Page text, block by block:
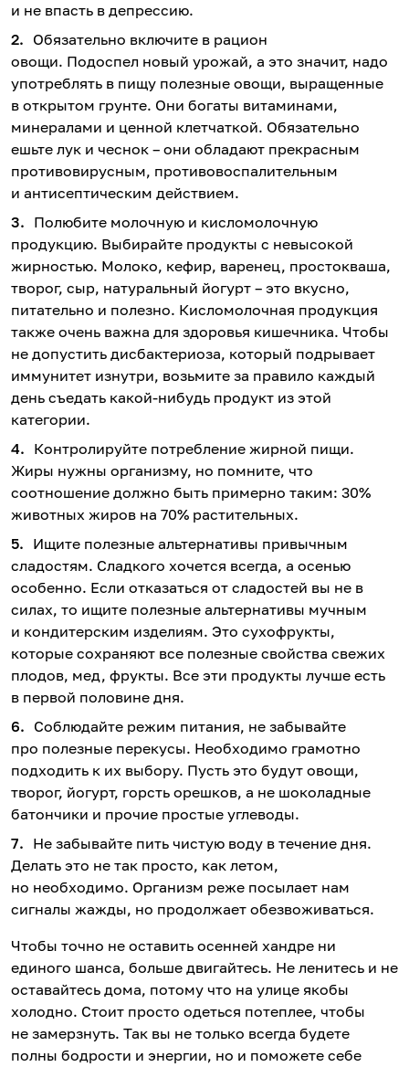
и не впасть в депрессию.
Обязательно включите в рацион
овощи. Подоспел новый урожай, а это значит, надо
употреблять в пищу полезные овощи, выращенные
в открытом грунте. Они богаты витаминами,
минералами и ценной клетчаткой. Обязательно
ешьте лук и чеснок – они обладают прекрасным
противовирусным, противовоспалительным
и антисептическим действием.
Полюбите молочную и кисломолочную
продукцию. Выбирайте продукты с невысокой
жирностью. Молоко, кефир, варенец, простокваша,
творог, сыр, натуральный йогурт – это вкусно,
питательно и полезно. Кисломолочная продукция
также очень важна для здоровья кишечника. Чтобы
не допустить дисбактериоза, который подрывает
иммунитет изнутри, возьмите за правило каждый
день съедать какой-нибудь продукт из этой
категории.
Контролируйте потребление жирной пищи.
Жиры нужны организму, но помните, что
соотношение должно быть примерно таким: 30%
животных жиров на 70% растительных.
Ищите полезные альтернативы привычным
сладостям. Сладкого хочется всегда, а осенью
особенно. Если отказаться от сладостей вы не в
силах, то ищите полезные альтернативы мучным
и кондитерским изделиям. Это сухофрукты,
которые сохраняют все полезные свойства свежих
плодов, мед, фрукты. Все эти продукты лучше есть
в первой половине дня.
Соблюдайте режим питания, не забывайте
про полезные перекусы. Необходимо грамотно
подходить к их выбору. Пусть это будут овощи,
творог, йогурт, горсть орешков, а не шоколадные
батончики и прочие простые углеводы.
Не забывайте пить чистую воду в течение дня.
Делать это не так просто, как летом,
но необходимо. Организм реже посылает нам
сигналы жажды, но продолжает обезвоживаться.
Чтобы точно не оставить осенней хандре ни
единого шанса, больше двигайтесь. Не ленитесь и не
оставайтесь дома, потому что на улице якобы
холодно. Стоит просто одеться потеплее, чтобы
не замерзнуть. Так вы не только всегда будете
полны бодрости и энергии, но и поможете себе